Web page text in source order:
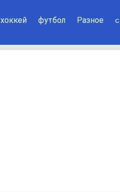
хоккей футбол Разное